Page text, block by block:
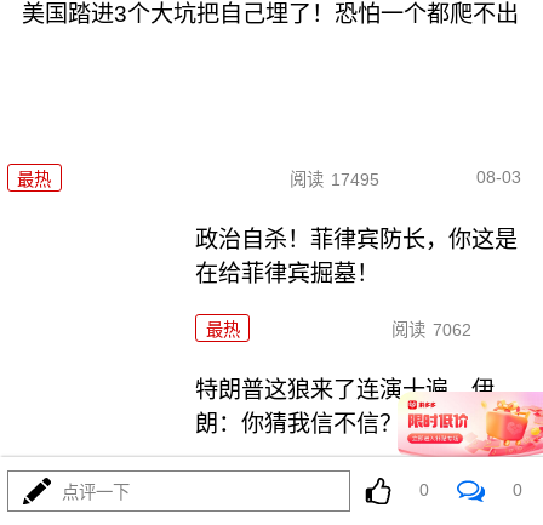
美国踏进3个大坑把自己埋了！恐怕一个都爬不出
最热 阅读 17495 08-03
政治自杀！菲律宾防长，你这是
在给菲律宾掘墓！
最热 阅读 7062
特朗普这狼来了连演十遍，伊
朗：你猜我信不信？
阅读 5274
点评一下 0 0